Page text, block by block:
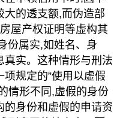
大的透支额,而伪造部
屋产权证明等虚构其
份属实,如姓名、身
实。这种情形与刑法
规定的”使用以虚假
情形不同,虚假的身份
身份和虚假的申请资